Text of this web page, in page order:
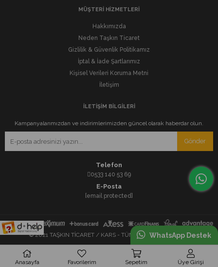
WhatsApp Destek
MÜŞTERİ HİZMETLERİ
Hakkımızda
Neden Taşkın Ticaret
Gizlilik & Güvenlik Politikamız
İptal & İade Şartlarımız
Kişisel Verileri Koruma Metni
İletişim
İLETİŞİM BİLGİLERİ
Kampanyalarımızdan ve indirimlerimizden güncel olarak haberdar olun.
Gönder
Telefon
0533 140 53 69
E-Posta
[email protected]
© 2021 TAŞKIN TİCARET / KARS - TÜM HAKLARI SAKLIDIR.
Anasayfa Favorilerim Sepetim Üye Girişi